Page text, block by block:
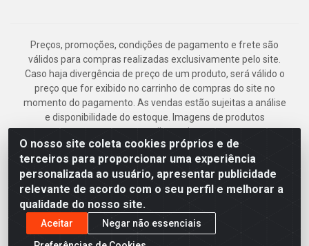
O nosso site coleta cookies próprios e de
terceiros para proporcionar uma experiência
personalizada ao usuário, apresentar publicidade
relevante de acordo com o seu perfil e melhorar a
qualidade do nosso site.
Aceitar
Negar não essenciais
Preços, promoções, condições de pagamento e frete são
válidos para compras realizadas exclusivamente pelo site.
Caso haja divergência de preço de um produto, será válido o
preço que for exibido no carrinho de compras do site no
momento do pagamento. As vendas estão sujeitas a análise
e disponibilidade do estoque. Imagens de produtos
meramente ilustrativas.
Armazém Jenipapo Materiais de Construção em Geral
LTDA - Rua das Flores, 2691 - Guabiraba, Recife/PE - CEP
52.291-630 - CNPJ 41.097.379/0001-